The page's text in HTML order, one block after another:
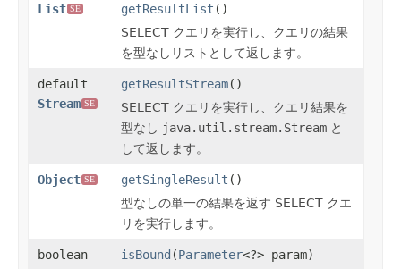
List SE getResultList ()
SELECT クエリを実行し、クエリの結果
を型なしリストとして返します。
default
Stream SE
getResultStream()
SELECT クエリを実行し、クエリ結果を
型なし java.util.stream.Stream と
して返します。
Object SE getSingleResult ()
型なしの単一の結果を返す SELECT クエ
リを実行します。
boolean isBound (Parameter<?> param)